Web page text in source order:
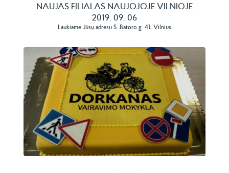
NAUJAS FILIALAS NAUJOJOJE VILNIOJE
2019. 09. 06
Laukiame Jūsų adresu S. Batoro g. 41, Vilnius